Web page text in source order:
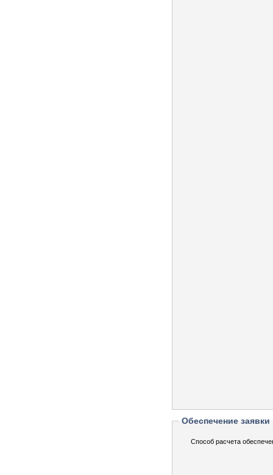
Обеспечение заявки
Способ расчета